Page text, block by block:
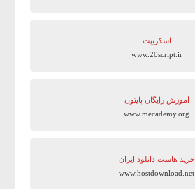
اسکریپت
www.20script.ir
آموزش رایگان پایتون
www.mecademy.org
خرید هاست دانلود ایران
www.hostdownload.net